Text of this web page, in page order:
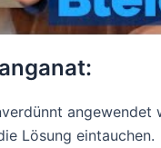
Lösung eintauchen.